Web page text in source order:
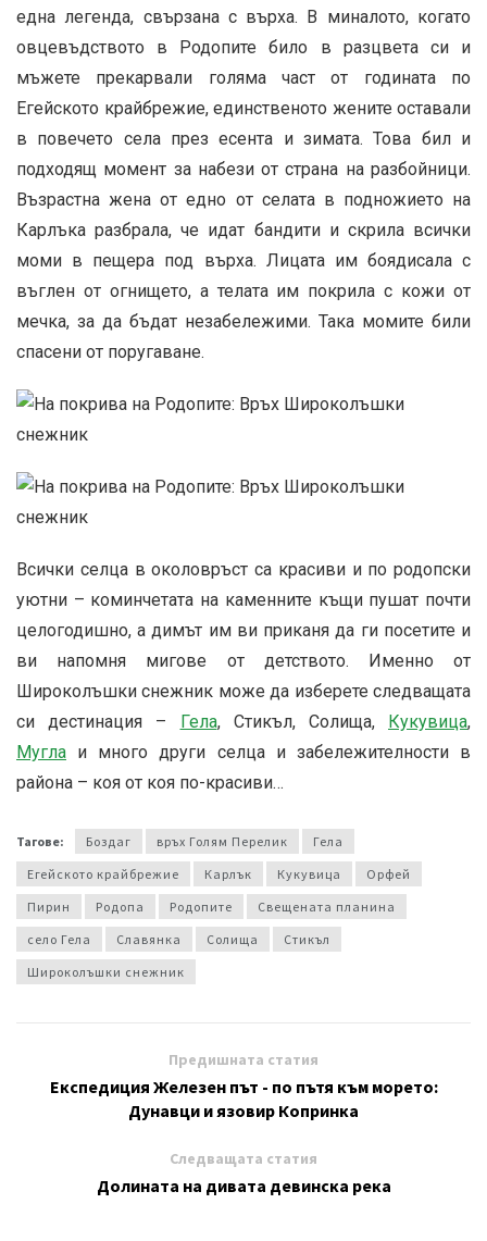
една легенда, свързана с върха. В миналото, когато
овцевъдството в Родопите било в разцвета си и
мъжете прекарвали голяма част от годината по
Егейското крайбрежие, единственото жените оставали
в повечето села през есента и зимата. Това бил и
подходящ момент за набези от страна на разбойници.
Възрастна жена от едно от селата в подножието на
Карлъка разбрала, че идат бандити и скрила всички
моми в пещера под върха. Лицата им боядисала с
въглен от огнището, а телата им покрила с кожи от
мечка, за да бъдат незабележими. Така момите били
спасени от поругаване.
Всички селца в околовръст са красиви и по родопски
уютни – коминчетата на каменните къщи пушат почти
целогодишно, а димът им ви приканя да ги посетите и
ви напомня мигове от детството. Именно от
Широколъшки снежник може да изберете следващата
си дестинация – Гела, Стикъл, Солища, Кукувица,
Мугла и много други селца и забележителности в
района – коя от коя по-красиви…
Тагове: Боздаг връх Голям Перелик
Гела
Егейското крайбрежие
Карлък Кукувица
Орфей
Пирин
Родопа Родопите
Свещената планина
село Гела
Славянка Солища
Стикъл
Широколъшки снежник
Предишната статия
Експедиция Железен път - по пътя към морето:
Дунавци и язовир Копринка
Следващата статия
Долината на дивата девинска река